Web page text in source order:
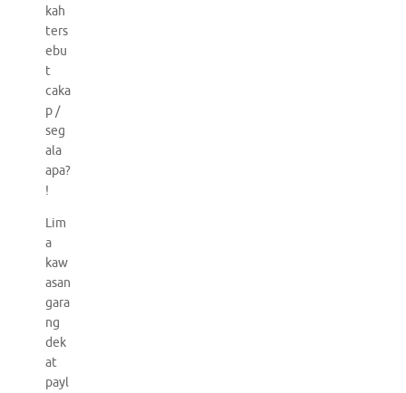
kah
ters
ebu
t
caka
p /
seg
ala
apa?
!
Lim
a
kaw
asan
gara
ng
dek
at
payl